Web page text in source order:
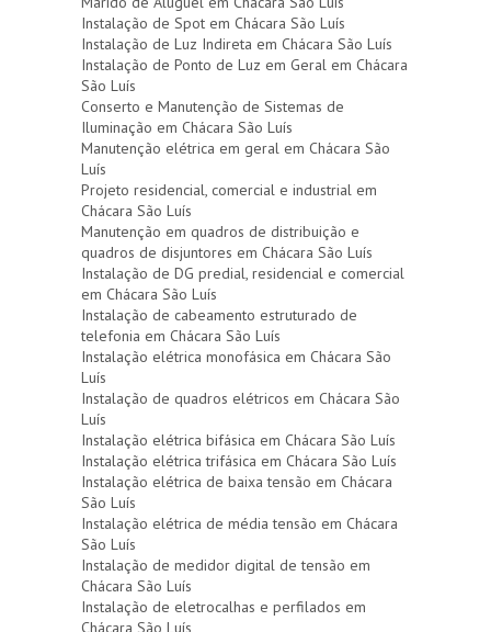
Instalação de Spot em Chácara São Luís
Instalação de Luz Indireta em Chácara São Luís
Instalação de Ponto de Luz em Geral em Chácara
São Luís
Conserto e Manutenção de Sistemas de
Iluminação em Chácara São Luís
Manutenção elétrica em geral em Chácara São
Luís
Projeto residencial, comercial e industrial em
Chácara São Luís
Manutenção em quadros de distribuição e
quadros de disjuntores em Chácara São Luís
Instalação de DG predial, residencial e comercial
em Chácara São Luís
Instalação de cabeamento estruturado de
telefonia em Chácara São Luís
Instalação elétrica monofásica em Chácara São
Luís
Instalação de quadros elétricos em Chácara São
Luís
Instalação elétrica bifásica em Chácara São Luís
Instalação elétrica trifásica em Chácara São Luís
Instalação elétrica de baixa tensão em Chácara
São Luís
Instalação elétrica de média tensão em Chácara
São Luís
Instalação de medidor digital de tensão em
Chácara São Luís
Instalação de eletrocalhas e perfilados em
Chácara São Luís